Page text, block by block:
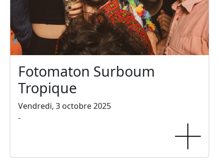
Fotomaton Surboum
Tropique
Vendredi, 3 octobre 2025
-